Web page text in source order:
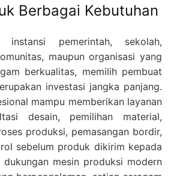
Berbagai Kebutuhan
instansi pemerintah, sekolah,
maupun organisasi yang
berkualitas, memilih pembuat
investasi jangka panjang.
mampu memberikan layanan
desain, pemilihan material,
produksi, pemasangan bordir,
sebelum produk dikirim kepada
dukungan mesin produksi modern